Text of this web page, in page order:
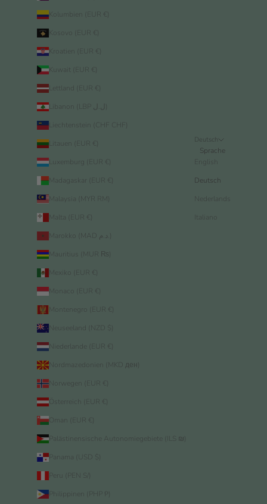
Kolumbien (EUR €)
Kroatien (EUR €)
Kuwait (EUR €)
Lettland (EUR €)
Liechtenstein (CHF CHF)
Litauen (EUR €)
Luxemburg (EUR €)
Madagaskar (EUR €)
Malaysia (MYR RM)
Malta (EUR €)
Mauritius (MUR ₨)
Mexiko (EUR €)
Monaco (EUR €)
Montenegro (EUR €)
Neuseeland (NZD $)
Niederlande (EUR €)
Nordmazedonien (MKD ден)
Norwegen (EUR €)
Österreich (EUR €)
Oman (EUR €)
Palästinensische Autonomiegebiete (ILS ₪)
Panama (USD $)
Peru (PEN S/)
Philippinen (PHP ₱)
Deutsch
Sprache
English
Deutsch
Nederlands
Italiano